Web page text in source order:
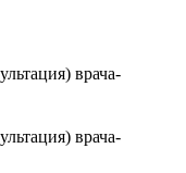
врача-
врача-